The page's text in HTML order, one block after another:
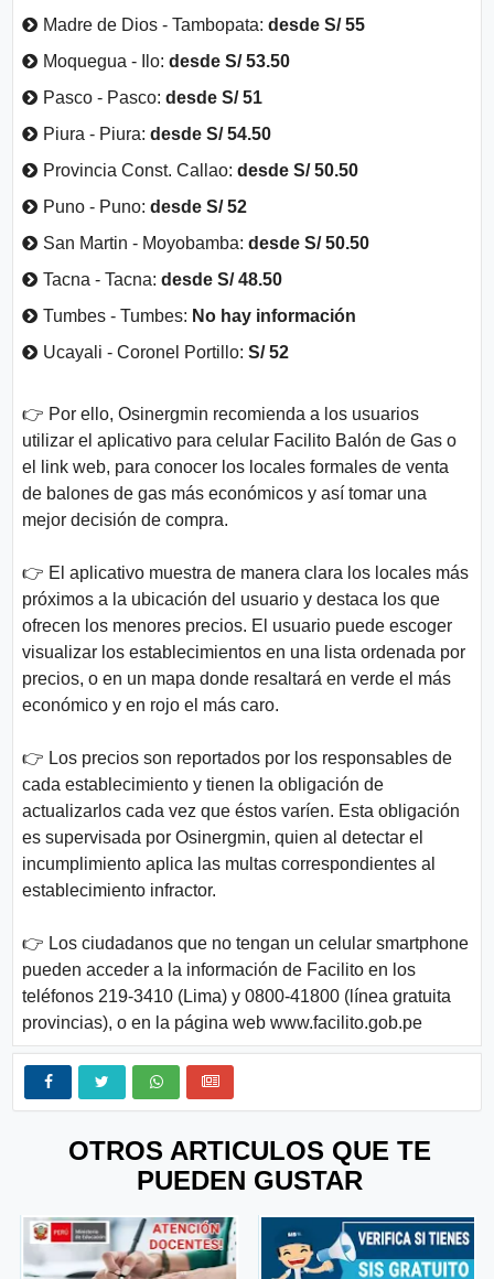
Madre de Dios - Tambopata:desde S/ 55
Moquegua - Ilo:desde S/ 53.50
Pasco - Pasco:desde S/ 51
Piura - Piura:desde S/ 54.50
Provincia Const. Callao:desde S/ 50.50
Puno - Puno:desde S/ 52
San Martin - Moyobamba:desde S/ 50.50
Tacna - Tacna:desde S/ 48.50
Tumbes - Tumbes: No hay información
Ucayali - Coronel Portillo:S/ 52
👉 Por ello, Osinergmin recomienda a los usuarios
utilizar el aplicativo para celular Facilito Balón de Gas o
el link web, para conocer los locales formales de venta
de balones de gas más económicos y así tomar una
mejor decisión de compra.
👉 El aplicativo muestra de manera clara los locales más
próximos a la ubicación del usuario y destaca los que
ofrecen los menores precios. El usuario puede escoger
visualizar los establecimientos en una lista ordenada por
precios, o en un mapa donde resaltará en verde el más
económico y en rojo el más caro.
👉 Los precios son reportados por los responsables de
cada establecimiento y tienen la obligación de
actualizarlos cada vez que éstos varíen. Esta obligación
es supervisada por Osinergmin, quien al detectar el
incumplimiento aplica las multas correspondientes al
establecimiento infractor.
👉 Los ciudadanos que no tengan un celular smartphone
pueden acceder a la información de Facilito en los
teléfonos 219-3410 (Lima) y 0800-41800 (línea gratuita
provincias), o en la página web www.facilito.gob.pe
OTROS ARTICULOS QUE TE
PUEDEN GUSTAR